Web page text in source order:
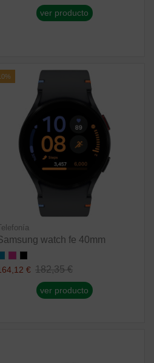
ver producto
watch fe 40mm
€ 182,35 €
ver producto